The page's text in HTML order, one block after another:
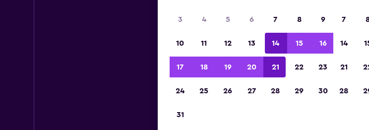
3 4 5 6 7 8 9
10 11 12 13 14 15 16
17 18 19 20 21 22 23
24 25 26 27 28 29 30
31
7
14
21
28